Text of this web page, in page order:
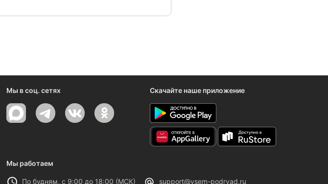
Мы в соц. сетях Скачайте наше приложение
Мы работаем
По будням, с 9:00 до 18:00 (МСК) support@vsem-podryad.ru